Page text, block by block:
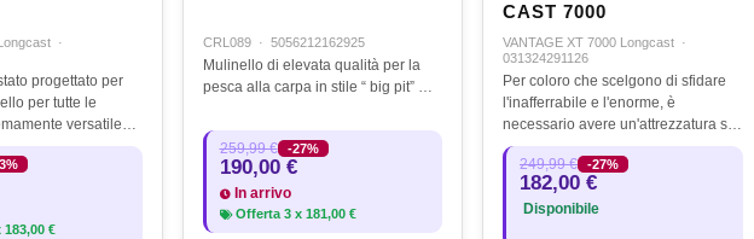
·
progettato per
per tutte le
versatile
È
un telaio leggero in
laterali…
183,00 €
CRL089 · 5056212162925
Mulinello di elevata qualità per la
pesca alla carpa in stile “ big pit” …
259,99 € -27%
190,00 €
In arrivo
Offerta 3x 181,00 €
CAST 7000
VANTAGE XT 7000 Longcast ·
031324291126
Per coloro che scelgono di sfidare
l'inafferrabile e l'enorme, è
necessario avere un'attrezzatura su
cui poter contare. Nella pesca alla
carpa, ciò significa un mulinello di
tipo big pit realizzato…
249,99 € -27%
182,00 €
Disponibile